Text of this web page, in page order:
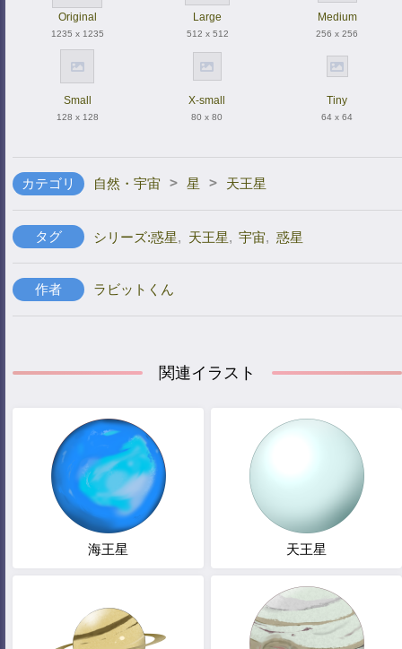
Original
1235 x 1235
Large
512 x 512
Medium
256 x 256
Small
128 x 128
X-small
80 x 80
Tiny
64 x 64
カテゴリ 自然・宇宙 > 星 > 天王星
タグ シリーズ:惑星, 天王星, 宇宙, 惑星
作者 ラビットくん
関連イラスト
海王星 天王星